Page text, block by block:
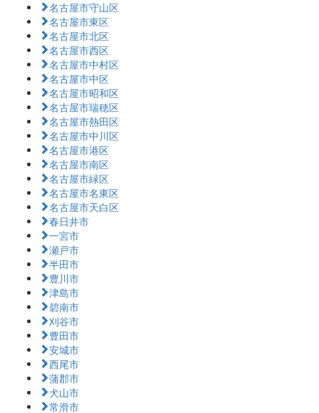
名古屋市守山区
名古屋市東区
名古屋市北区
名古屋市西区
名古屋市中村区
名古屋市中区
名古屋市昭和区
名古屋市瑞穂区
名古屋市熱田区
名古屋市中川区
名古屋市港区
名古屋市南区
名古屋市緑区
名古屋市名東区
名古屋市天白区
春日井市
一宮市
瀬戸市
半田市
豊川市
津島市
碧南市
刈谷市
豊田市
安城市
西尾市
蒲郡市
犬山市
常滑市